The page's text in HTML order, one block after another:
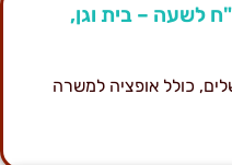
חנות ממתקים 40 ש"ח לשעה – בית וגן,
כולל אופציה למשרה